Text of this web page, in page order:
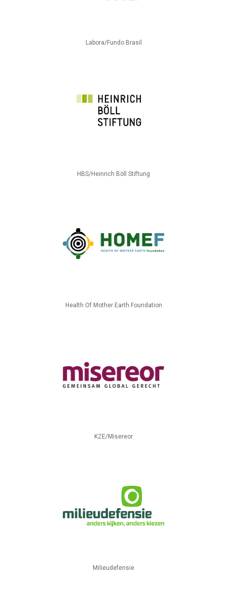
Labora/Fundo Brasil
HBS/Heinrich Böll Stiftung
Health Of Mother Earth Foundation
KZE/Misereor
Milieudefensie